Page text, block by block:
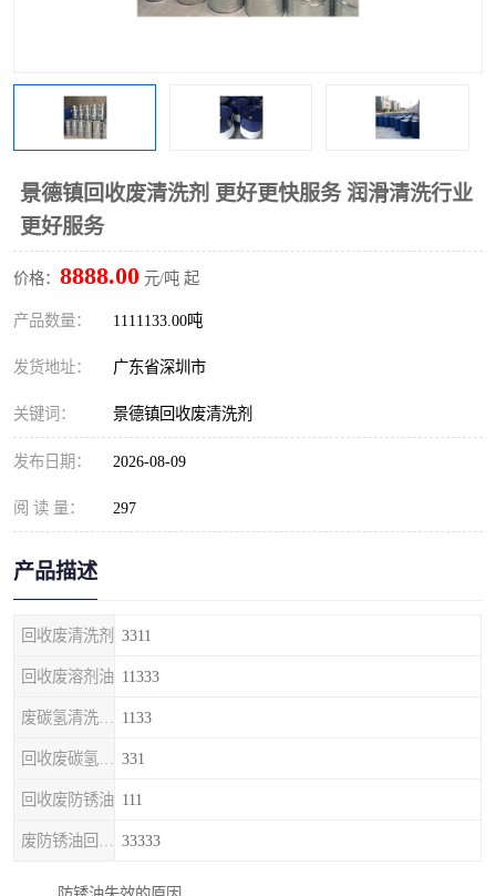
景德镇回收废清洗剂 更好更快服务 润滑清洗行业
更好服务
价格： 8888.00 元/吨 起
产品数量： 1111133.00吨
发货地址： 广东省深圳市
关键词： 景德镇回收废清洗剂
发布日期： 2026-08-09
阅 读 量： 297
产品描述
回收废清洗剂 3311
回收废溶剂油 11333
1133
331
回收废防锈油 111
33333